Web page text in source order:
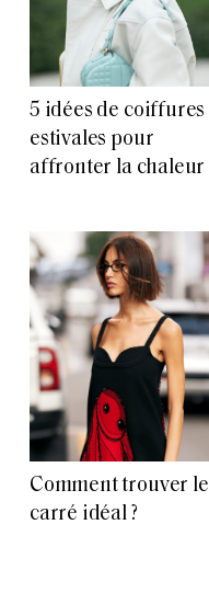
5 idées de coiffures
estivales pour
affronter la chaleur
Comment trouver le
carré idéal ?